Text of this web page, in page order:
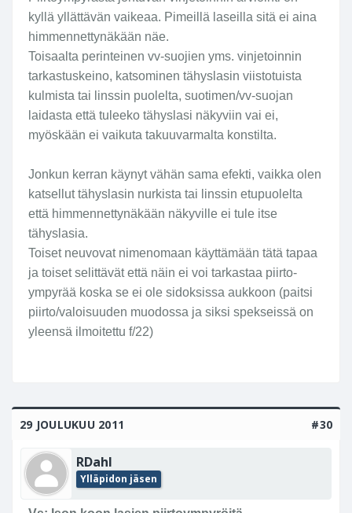
kyllä yllättävän vaikeaa. Pimeillä laseilla sitä ei aina
himmennettynäkään näe.
Toisaalta perinteinen vv-suojien yms. vinjetoinnin
tarkastuskeino, katsominen tähyslasin viistotuista
kulmista tai linssin puolelta, suotimen/vv-suojan
laidasta että tuleeko tähyslasi näkyviin vai ei,
myöskään ei vaikuta takuuvarmalta konstilta.
Jonkun kerran käynyt vähän sama efekti, vaikka olen
katsellut tähyslasin nurkista tai linssin etupuolelta
että himmennettynäkään näkyville ei tule itse
tähyslasia.
Toiset neuvovat nimenomaan käyttämään tätä tapaa
ja toiset selittävät että näin ei voi tarkastaa piirto-
ympyrää koska se ei ole sidoksissa aukkoon (paitsi
piirto/valoisuuden muodossa ja siksi spekseissä on
yleensä ilmoitettu f/22)
29 JOULUKUU 2011 #30
RDahl
Ylläpidon jäsen